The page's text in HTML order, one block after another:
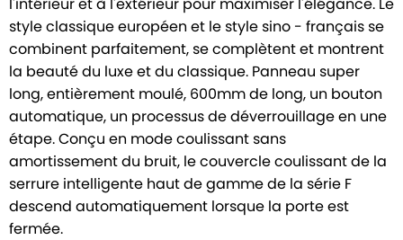
style classique européen et le style sino - français se
combinent parfaitement, se complètent et montrent
la beauté du luxe et du classique. Panneau super
long, entièrement moulé, 600mm de long, un bouton
automatique, un processus de déverrouillage en une
étape. Conçu en mode coulissant sans
amortissement du bruit, le couvercle coulissant de la
serrure intelligente haut de gamme de la série F
descend automatiquement lorsque la porte est
fermée.